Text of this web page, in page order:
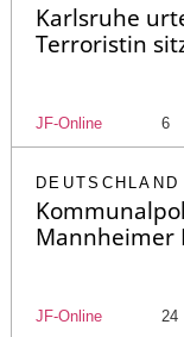
Karlsruhe
Terroristin
JF-Online 6
DEUTSCHLAND
Mannheimer
JF-Online 24